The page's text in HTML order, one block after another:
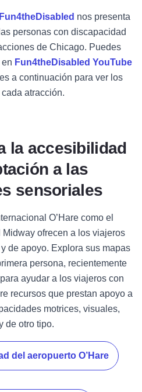
Fun4theDisabled nos presenta
personas con discapacidad
de Chicago. Puedes
Fun4theDisabled YouTube
a continuación para ver los
atracción.
la accesibilidad
a las
sensoriales
O’Hare como el
ofrecen a los viajeros
de apoyo. Explora sus mapas
persona, recientemente
ayudar a los viajeros con
recursos que prestan apoyo a
motrices, visuales,
de otro tipo.
del aeropuerto O’Hare